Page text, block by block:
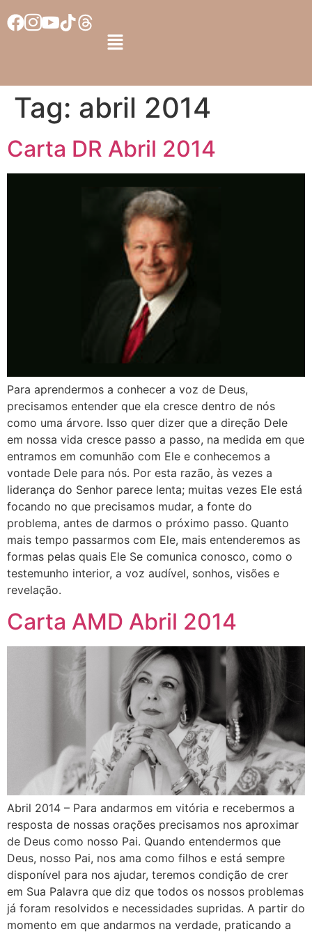
Tag: abril 2014
Carta DR Abril 2014
Para aprendermos a conhecer a voz de Deus,
precisamos entender que ela cresce dentro de nós
como uma árvore. Isso quer dizer que a direção Dele
em nossa vida cresce passo a passo, na medida em que
entramos em comunhão com Ele e conhecemos a
vontade Dele para nós. Por esta razão, às vezes a
liderança do Senhor parece lenta; muitas vezes Ele está
focando no que precisamos mudar, a fonte do
problema, antes de darmos o próximo passo. Quanto
mais tempo passarmos com Ele, mais entenderemos as
formas pelas quais Ele Se comunica conosco, como o
testemunho interior, a voz audível, sonhos, visões e
revelação.
Carta AMD Abril 2014
Abril 2014 – Para andarmos em vitória e recebermos a
resposta de nossas orações precisamos nos aproximar
de Deus como nosso Pai. Quando entendermos que
Deus, nosso Pai, nos ama como filhos e está sempre
disponível para nos ajudar, teremos condição de crer
em Sua Palavra que diz que todos os nossos problemas
já foram resolvidos e necessidades supridas. A partir do
momento em que andarmos na verdade, praticando a